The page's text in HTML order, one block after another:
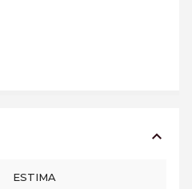
ESTIMA